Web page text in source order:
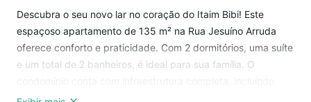
Descubra o seu novo lar no coração do Itaim Bibi! Este
espaçoso apartamento de 135 m² na Rua Jesuíno Arruda
oferece conforto e praticidade. Com 2 dormitórios, uma suíte
e um total de 2 banheiros, é ideal para sua família. O
jardim e salão de festas, além de um zelador sempre à